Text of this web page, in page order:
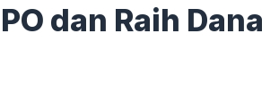
dan Raih Dana